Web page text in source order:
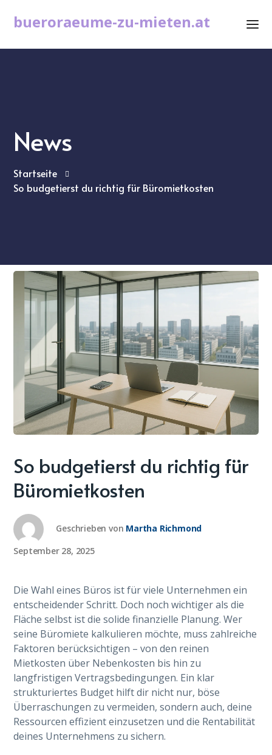
bueroraeume-zu-mieten.at
News
Startseite
So budgetierst du richtig für Büromietkosten
So budgetierst du richtig für
Büromietkosten
Geschrieben von Martha Richmond
September 28, 2025
Die Wahl eines Büros ist für viele Unternehmen ein
entscheidender Schritt. Doch noch wichtiger als die
Fläche selbst ist die solide finanzielle Planung. Wer
seine Büromiete kalkulieren möchte, muss zahlreiche
Faktoren berücksichtigen – von den reinen
Mietkosten über Nebenkosten bis hin zu
langfristigen Vertragsbedingungen. Ein klar
strukturiertes Budget hilft dir nicht nur, böse
Überraschungen zu vermeiden, sondern auch, deine
Ressourcen effizient einzusetzen und die Rentabilität
deines Unternehmens zu sichern.